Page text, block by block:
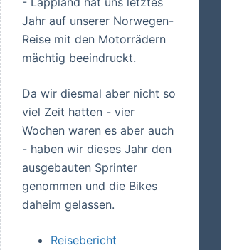
Jahr auf unserer Norwegen-
Reise mit den Motorrädern
mächtig beeindruckt.
Da wir diesmal aber nicht so
viel Zeit hatten - vier
Wochen waren es aber auch
- haben wir dieses Jahr den
ausgebauten Sprinter
genommen und die Bikes
daheim gelassen.
Reisebericht